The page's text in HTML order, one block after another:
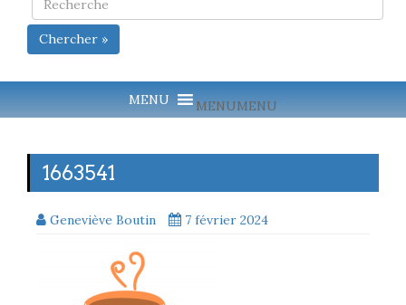
Chercher »
MENUMENU
1663541
Geneviève Boutin 7 février 2024